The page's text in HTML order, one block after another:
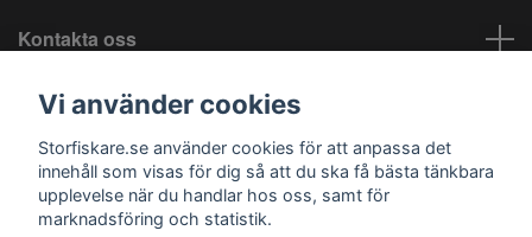
Kontakta oss
Information
Sociala medier
Vi använder cookies
Storfiskare.se använder cookies för att anpassa det
innehåll som visas för dig så att du ska få bästa tänkbara
upplevelse när du handlar hos oss, samt för
marknadsföring och statistik.